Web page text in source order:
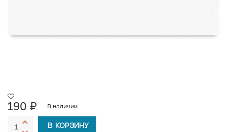
190 ₽ В наличии
В КОРЗИНУ